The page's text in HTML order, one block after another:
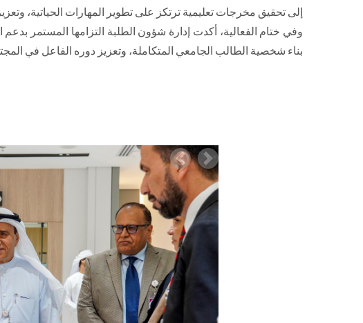
إلى تحقيق مخرجات تعليمية ترتكز على تطوير المهارات الحياتية،
وفي ختام الفعالية، أكدت إدارة شؤون الطلبة التزامها المستمر بدعم
بناء شخصية الطالب الجامعي المتكاملة، وتعزيز دوره الفاعل في
Previous
Next